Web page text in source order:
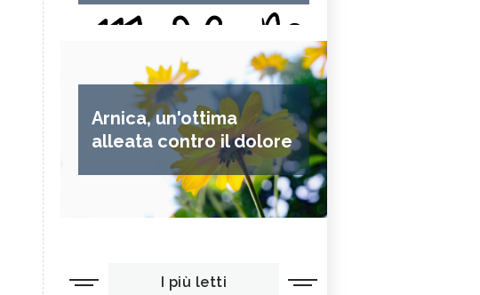
Arnica, un'ottima
alleata contro il dolore
I più letti